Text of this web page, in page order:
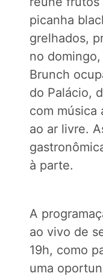
picanha
grelhados,
no
Brunch
do Palácio,
com música
ao ar livre.
à parte.
A
ao vivo de
19h, como
uma